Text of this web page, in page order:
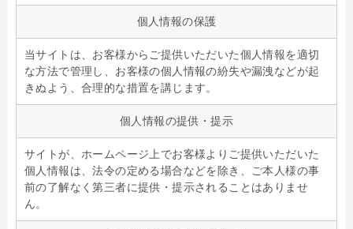
個人情報の保護
当サイトは、お客様からご提供いただいた個人情報を適切
な方法で管理し、お客様の個人情報の紛失や漏洩などが起
きぬよう、合理的な措置を講じます。
個人情報の提供・提示
サイトが、ホームページ上でお客様よりご提供いただいた
個人情報は、法令の定める場合などを除き、ご本人様の事
前の了解なく第三者に提供・提示されることはありませ
ん。